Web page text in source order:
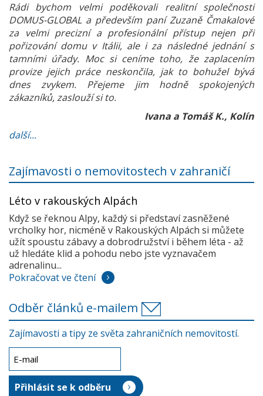
Rádi bychom velmi poděkovali realitní společnosti
DOMUS-GLOBAL a především paní Zuzaně Čmakalové
za velmi precizní a profesionální přístup nejen při
pořizování domu v Itálii, ale i za následné jednání s
tamními úřady. Moc si ceníme toho, že zaplacením
provize jejich práce neskončila, jak to bohužel bývá
dnes zvykem. Přejeme jim hodně spokojených
zákazníků, zaslouží si to.
Ivana a Tomáš K., Kolín
další...
Zajímavosti o nemovitostech v zahraničí
Léto v rakouských Alpách
Když se řeknou Alpy, každý si představí zasněžené
vrcholky hor, nicméně v Rakouských Alpách si můžete
užít spoustu zábavy a dobrodružství i během léta - až
už hledáte klid a pohodu nebo jste vyznavačem
adrenalinu...
Pokračovat ve čtení
Odběr článků e-mailem
Zajímavosti a tipy ze světa zahraničních nemovitostí.